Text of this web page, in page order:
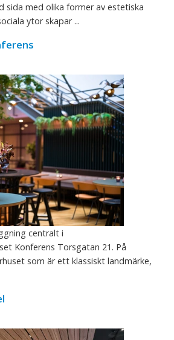
sida med olika former av estetiska
ytor skapar ...
centralt i
Konferens Torsgatan 21. På
som är ett klassiskt landmärke,